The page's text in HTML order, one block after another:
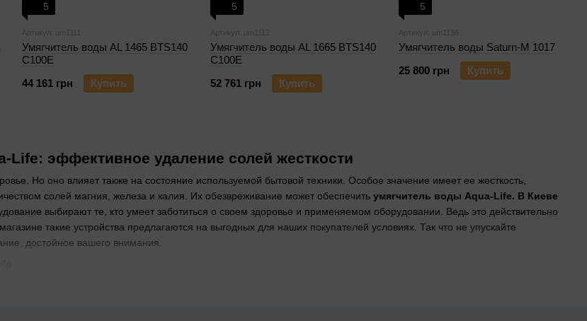
Life: эффективное удаление солей жесткости
Но оно влияет также на состояние используемой бытовой техники. Особое значение имеет ее жесткость,
солей магния, железа и калия. Их обезвреживание может обеспечить умягчитель воды Aqua-Life. В Киеве
выбирают те, кто умеет заботиться о своем здоровье и применяемом оборудовании. Ведь это действительно
такие устройства предлагаются на выгодных для наших покупателей условиях. Так что не упускайте
достойное вашего внимания.
5
Артикул: um1111
Умягчитель воды AL 1465 BTS140
C100E
44 161 грн
Купить
5
Артикул: um1112
Умягчитель воды AL 1665 BTS140
C100E
52 761 грн
Купить
5
Артикул: um1136
Умягчитель воды Saturn-M 1017
25 800 грн
Купить